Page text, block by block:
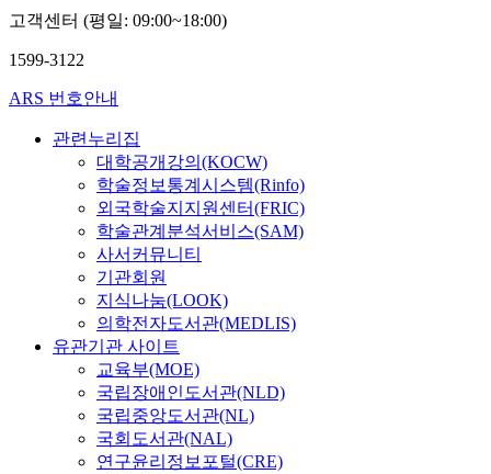
고객센터 (평일: 09:00~18:00)
1599-3122
ARS 번호안내
관련누리집
대학공개강의(KOCW)
학술정보통계시스템(Rinfo)
외국학술지지원센터(FRIC)
학술관계분석서비스(SAM)
사서커뮤니티
기관회원
지식나눔(LOOK)
의학전자도서관(MEDLIS)
유관기관 사이트
교육부(MOE)
국립장애인도서관(NLD)
국립중앙도서관(NL)
국회도서관(NAL)
연구윤리정보포털(CRE)